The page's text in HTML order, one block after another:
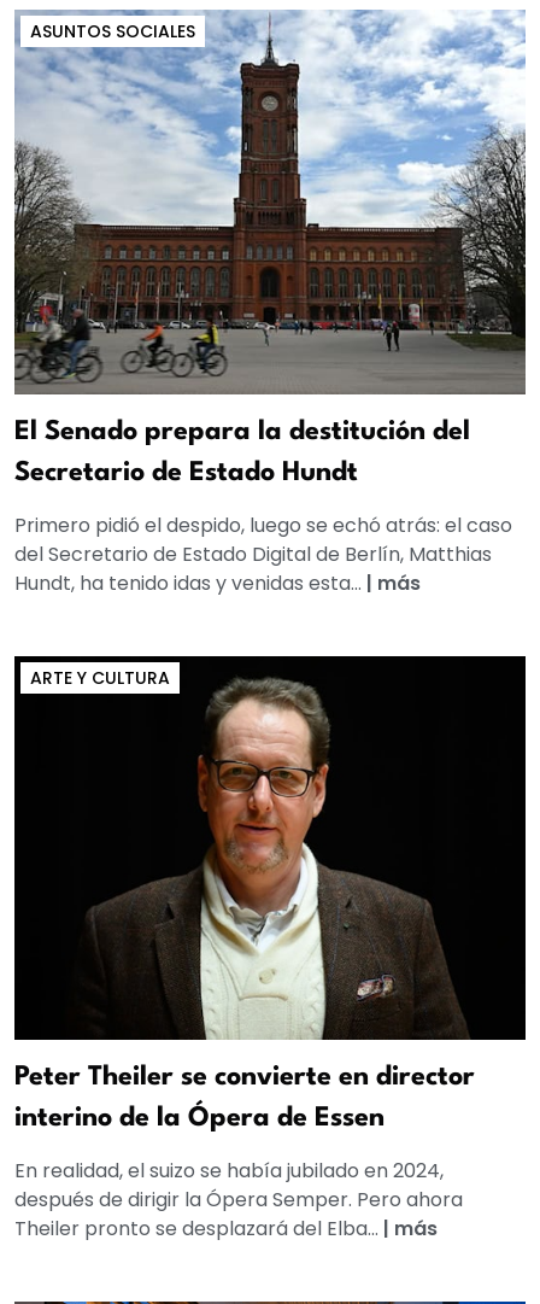
ASUNTOS SOCIALES
El Senado prepara la destitución del
Secretario de Estado Hundt
Primero pidió el despido, luego se echó atrás: el caso
del Secretario de Estado Digital de Berlín, Matthias
Hundt, ha tenido idas y venidas esta... | más
ARTE Y CULTURA
Peter Theiler se convierte en director
interino de la Ópera de Essen
En realidad, el suizo se había jubilado en 2024,
después de dirigir la Ópera Semper. Pero ahora
Theiler pronto se desplazará del Elba... | más